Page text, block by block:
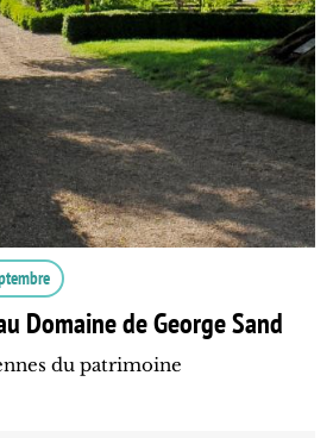
Domaine de George Sand
du patrimoine